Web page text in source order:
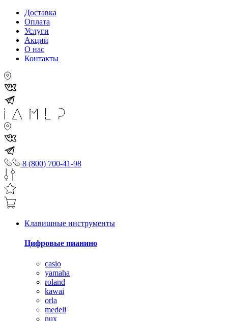
Доставка
Оплата
Услуги
Акции
О нас
Контакты
8 (800) 700-41-98
Клавишные инструменты
Цифровые пианино
casio
yamaha
roland
kawai
orla
medeli
nux